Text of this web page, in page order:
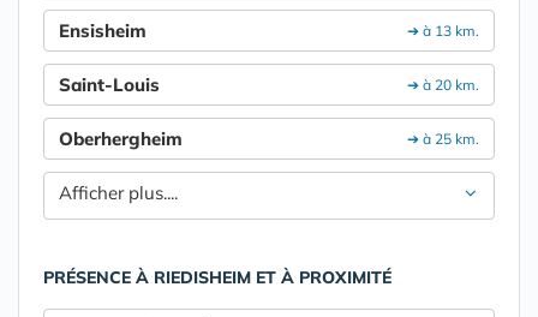
➔ à 13 km.
Ensisheim
➔ à 20 km.
Saint-Louis
➔ à 25 km.
Oberhergheim
Afficher plus....
PRÉSENCE À RIEDISHEIM ET À PROXIMITÉ